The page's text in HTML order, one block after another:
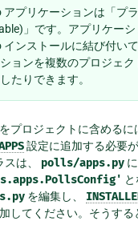
アプリケーションは「プ
」です。アプリケー
インストールに結び付い
ョンを複数のプロジェ
たりできます。
プロジェクトに含める
設定に追加する必要が
スは、 polls/apps.py
と
を編集し、
してください。そうする